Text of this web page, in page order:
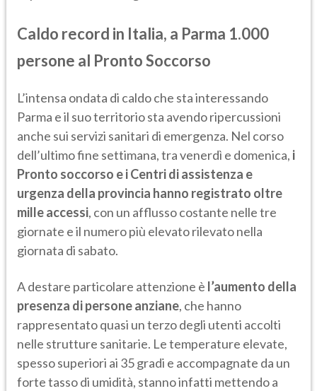
Caldo record in Italia, a Parma 1.000
persone al Pronto Soccorso
L’intensa ondata di caldo che sta interessando
Parma e il suo territorio sta avendo ripercussioni
anche sui servizi sanitari di emergenza. Nel corso
dell’ultimo fine settimana, tra venerdì e domenica, i
Pronto soccorso e i Centri di assistenza e
urgenza della provincia hanno registrato oltre
mille accessi, con un afflusso costante nelle tre
giornate e il numero più elevato rilevato nella
giornata di sabato.
A destare particolare attenzione è l’aumento della
presenza di persone anziane, che hanno
rappresentato quasi un terzo degli utenti accolti
nelle strutture sanitarie. Le temperature elevate,
spesso superiori ai 35 gradi e accompagnate da un
forte tasso di umidità, stanno infatti mettendo a